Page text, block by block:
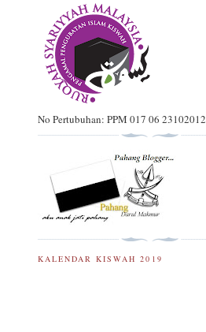
No Pertubuhan: PPM 017 06 23102012
KALENDAR KISWAH 2019